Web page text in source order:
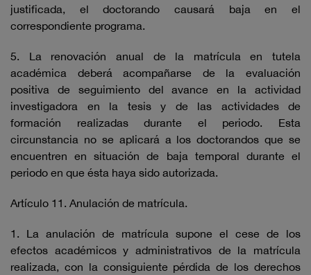
justificada, el doctorando causará baja en el
correspondiente programa.
5. La renovación anual de la matrícula en tutela
académica deberá acompañarse de la evaluación
positiva de seguimiento del avance en la actividad
investigadora en la tesis y de las actividades de
formación realizadas durante el periodo. Esta
circunstancia no se aplicará a los doctorandos que se
encuentren en situación de baja temporal durante el
periodo en que ésta haya sido autorizada.
Artículo 11. Anulación de matrícula.
1. La anulación de matrícula supone el cese de los
efectos académicos y administrativos de la matrícula
realizada, con la consiguiente pérdida de los derechos